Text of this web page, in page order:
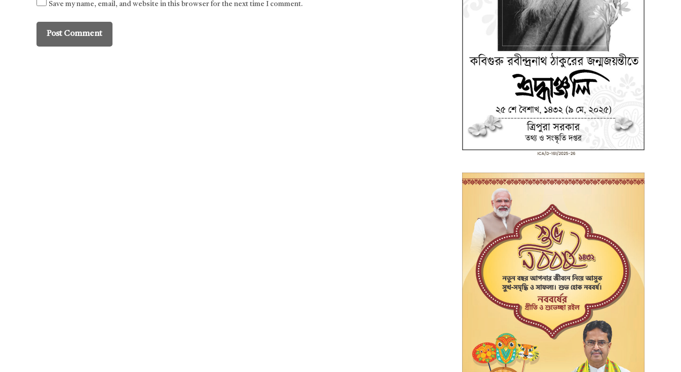
Save my name, email, and website in this browser for the next time I comment.